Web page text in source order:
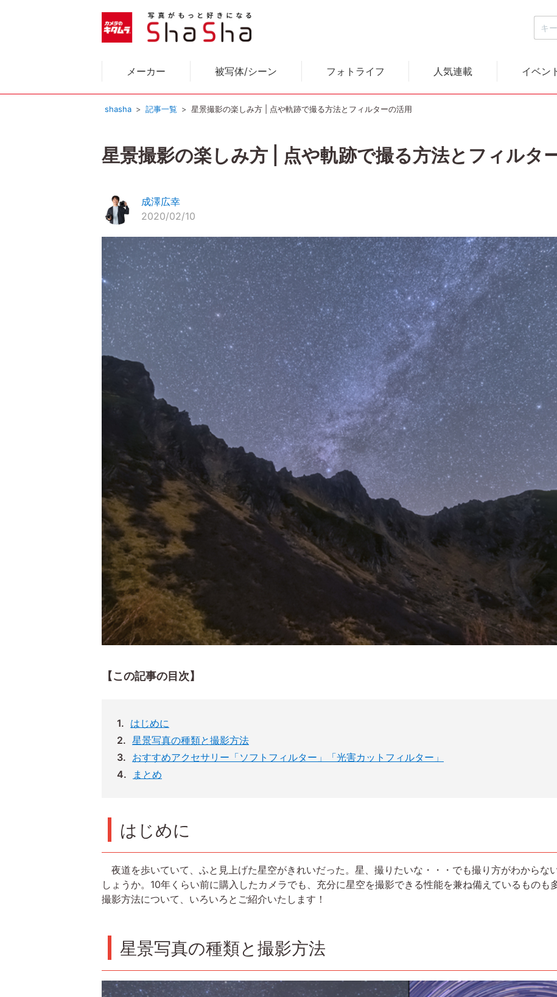
メーカー 被写体/シーン フォトライフ 人気連載 イベン
shasha 記事一覧 星景撮影の楽しみ方 | 点や軌跡で撮る方法とフィルターの活用
星景撮影の楽しみ方 | 点や軌跡で撮る方法とフィルタ
成澤広幸
2020/02/10
【この記事の目次】
はじめに
星景写真の種類と撮影方法
おすすめアクセサリー「ソフトフィルター」「光害カットフィルター」
まとめ
はじめに
夜道を歩いていて、ふと見上げた星空がきれいだった。星、撮りたいな・・・でも撮り方がわからな
しょうか。10年くらい前に購入したカメラでも、充分に星空を撮影できる性能を兼ね備えているものも
撮影方法について、いろいろとご紹介いたします！
星景写真の種類と撮影方法